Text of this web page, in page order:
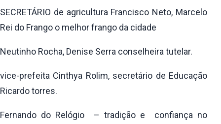
SECRETÁRIO de agricultura Francisco Neto, Marcelo
Rei do Frango o melhor frango da cidade
Neutinho Rocha, Denise Serra conselheira tutelar.
vice-prefeita Cinthya Rolim, secretário de Educação
Ricardo torres.
Fernando do Relógio – tradição e confiança no